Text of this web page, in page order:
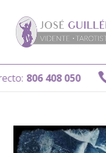
806 408 050 